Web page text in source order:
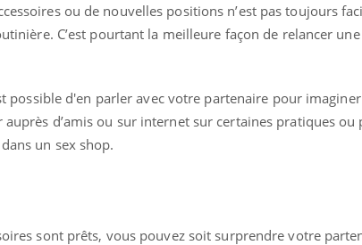
ou de nouvelles positions n’est pas toujours
C’est pourtant la meilleure façon de relancer
possible d'en parler avec votre partenaire pour
d’amis ou sur internet sur certaines pratiques ou
un sex shop.
sont prêts, vous pouvez soit surprendre votre